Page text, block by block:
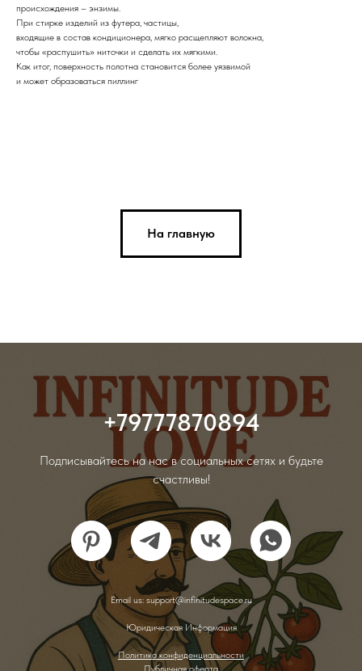
происхождения – энзимы.
При стирке изделий из футера, частицы,
входящие в состав кондиционера, мягко расщепляют волокна,
чтобы «распушить» ниточки и сделать их мягкими.
Как итог, поверхность полотна становится более уязвимой
и может образоваться пиллинг
На главную
+79777870894
Подписывайтесь на нас в социальных сетях и будьте
счастливы!
Email us: support@infinitudespace.ru
Юридическая Информация
Политика конфиденциальности
Публичная оферта